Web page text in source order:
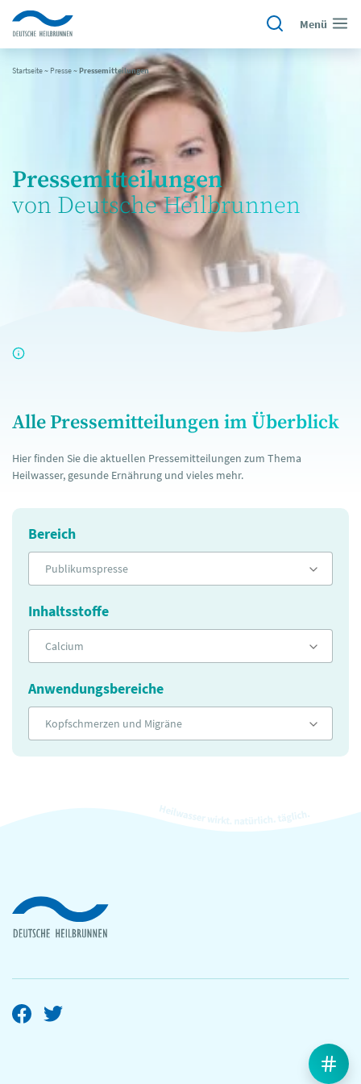
Menü
Startseite~ Presse~Pressemitteilungen
Pressemitteilungen
von Deutsche Heilbrunnen
Alle Pressemitteilungen im Überblick
Hier finden Sie die aktuellen Pressemitteilungen zum Thema
Heilwasser, gesunde Ernährung und vieles mehr.
Bereich
Publikumspresse
Inhaltsstoffe
Calcium
Anwendungsbereiche
Kopfschmerzen und Migräne